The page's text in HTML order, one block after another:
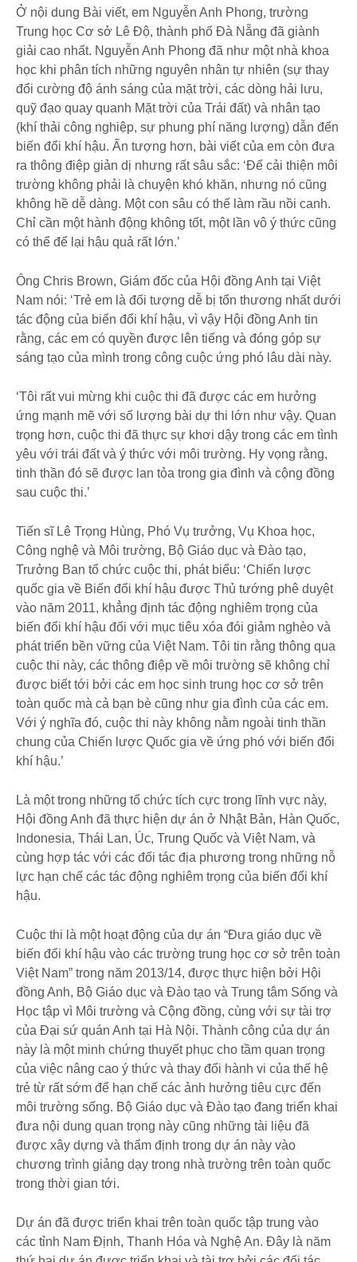
Ở nội dung Bài viết, em Nguyễn Anh Phong, trường
Trung học Cơ sở Lê Độ, thành phố Đà Nẵng đã giành
giải cao nhất. Nguyễn Anh Phong đã như một nhà khoa
học khi phân tích những nguyên nhân tự nhiên (sự thay
đổi cường độ ánh sáng của mặt trời, các dòng hải lưu,
quỹ đạo quay quanh Mặt trời của Trái đất) và nhân tạo
(khí thải công nghiệp, sự phung phí năng lượng) dẫn đến
biến đổi khí hậu. Ấn tượng hơn, bài viết của em còn đưa
ra thông điệp giản dị nhưng rất sâu sắc: ‘Để cải thiện môi
trường không phải là chuyện khó khăn, nhưng nó cũng
không hề dễ dàng. Một con sâu có thể làm rầu nồi canh.
Chỉ cần một hành động không tốt, một lần vô ý thức cũng
có thể để lại hậu quả rất lớn.’
Ông Chris Brown, Giám đốc của Hội đồng Anh tại Việt
Nam nói: ‘Trẻ em là đối tượng dễ bị tổn thương nhất dưới
tác động của biến đổi khí hậu, vì vậy Hội đồng Anh tin
rằng, các em có quyền được lên tiếng và đóng góp sự
sáng tạo của mình trong công cuộc ứng phó lâu dài này.
‘Tôi rất vui mừng khi cuộc thi đã được các em hưởng
ứng mạnh mẽ với số lượng bài dự thi lớn như vậy. Quan
trọng hơn, cuộc thi đã thực sự khơi dậy trong các em tình
yêu với trái đất và ý thức với môi trường. Hy vọng rằng,
tinh thần đó sẽ được lan tỏa trong gia đình và cộng đồng
sau cuộc thi.’
Tiến sĩ Lê Trọng Hùng, Phó Vụ trưởng, Vụ Khoa học,
Công nghệ và Môi trường, Bộ Giáo dục và Đào tạo,
Trưởng Ban tổ chức cuộc thi, phát biểu: ‘Chiến lược
quốc gia về Biến đổi khí hậu được Thủ tướng phê duyệt
vào năm 2011, khẳng định tác động nghiêm trọng của
biến đổi khí hậu đối với mục tiêu xóa đói giảm nghèo và
phát triển bền vững của Việt Nam. Tôi tin rằng thông qua
cuộc thi này, các thông điệp về môi trường sẽ không chỉ
được biết tới bởi các em học sinh trung học cơ sở trên
toàn quốc mà cả bạn bè cũng như gia đình của các em.
Với ý nghĩa đó, cuộc thi này không nằm ngoài tinh thần
chung của Chiến lược Quốc gia về ứng phó với biến đổi
khí hậu.’
Là một trong những tổ chức tích cực trong lĩnh vực này,
Hội đồng Anh đã thực hiện dự án ở Nhật Bản, Hàn Quốc,
Indonesia, Thái Lan, Úc, Trung Quốc và Việt Nam, và
cùng hợp tác với các đối tác địa phương trong những nỗ
lực hạn chế các tác động nghiêm trọng của biến đổi khí
hậu.
Cuộc thi là một hoạt động của dự án “Đưa giáo dục về
biến đổi khí hậu vào các trường trung học cơ sở trên toàn
Việt Nam” trong năm 2013/14, được thực hiện bởi Hội
đồng Anh, Bộ Giáo dục và Đào tạo và Trung tâm Sống và
Học tập vì Môi trường và Cộng đồng, cùng với sự tài trợ
của Đại sứ quán Anh tại Hà Nội. Thành công của dự án
này là một minh chứng thuyết phục cho tầm quan trọng
của việc nâng cao ý thức và thay đổi hành vi của thế hệ
trẻ từ rất sớm để hạn chế các ảnh hưởng tiêu cực đến
môi trường sống. Bộ Giáo dục và Đào tạo đang triển khai
đưa nội dung quan trọng này cũng những tài liệu đã
được xây dựng và thẩm định trong dự án này vào
chương trình giảng dạy trong nhà trường trên toàn quốc
trong thời gian tới.
Dự án đã được triển khai trên toàn quốc tập trung vào
các tỉnh Nam Định, Thanh Hóa và Nghệ An. Đây là năm